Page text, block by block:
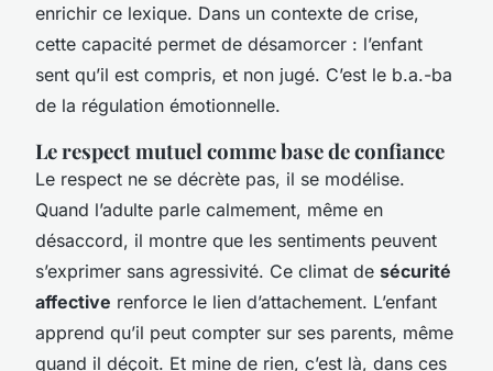
enrichir ce lexique. Dans un contexte de crise,
cette capacité permet de désamorcer : l’enfant
sent qu’il est compris, et non jugé. C’est le b.a.-ba
de la régulation émotionnelle.
Le respect mutuel comme base de confiance
Le respect ne se décrète pas, il se modélise.
Quand l’adulte parle calmement, même en
désaccord, il montre que les sentiments peuvent
s’exprimer sans agressivité. Ce climat de sécurité
affective renforce le lien d’attachement. L’enfant
apprend qu’il peut compter sur ses parents, même
quand il déçoit. Et mine de rien, c’est là, dans ces